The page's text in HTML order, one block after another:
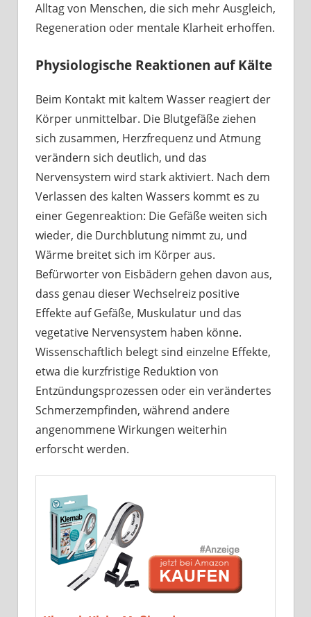
Alltag von Menschen, die sich mehr Ausgleich,
Regeneration oder mentale Klarheit erhoffen.
Physiologische Reaktionen auf Kälte
Beim Kontakt mit kaltem Wasser reagiert der
Körper unmittelbar. Die Blutgefäße ziehen
sich zusammen, Herzfrequenz und Atmung
verändern sich deutlich, und das
Nervensystem wird stark aktiviert. Nach dem
Verlassen des kalten Wassers kommt es zu
einer Gegenreaktion: Die Gefäße weiten sich
wieder, die Durchblutung nimmt zu, und
Wärme breitet sich im Körper aus.
Befürworter von Eisbädern gehen davon aus,
dass genau dieser Wechselreiz positive
Effekte auf Gefäße, Muskulatur und das
vegetative Nervensystem haben könne.
Wissenschaftlich belegt sind einzelne Effekte,
etwa die kurzfristige Reduktion von
Entzündungsprozessen oder ein verändertes
Schmerzempfinden, während andere
angenommene Wirkungen weiterhin
erforscht werden.